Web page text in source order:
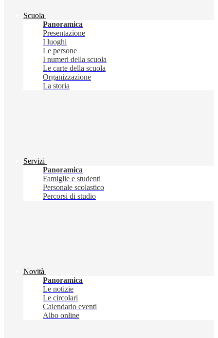
Scuola
Panoramica
Presentazione
I luoghi
Le persone
I numeri della scuola
Le carte della scuola
Organizzazione
La storia
Servizi
Panoramica
Famiglie e studenti
Personale scolastico
Percorsi di studio
Novità
Panoramica
Le notizie
Le circolari
Calendario eventi
Albo online